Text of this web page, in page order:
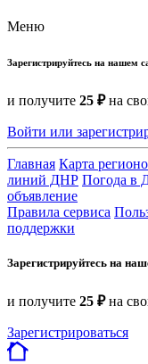
Меню
Зарегистрируйтесь на нашем
и получите 25 ₽на
Войти или
Главная Карта
линий ДНР Погода в
объявление
Правила сервиса
поддержки
Зарегистрируйтесь на
и получите 25 ₽на
Зарегистрироваться